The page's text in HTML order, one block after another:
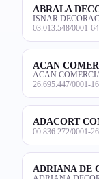
ABRALA
ISNAR
03.013.548/0001-64
ACAN
ACAN
26.695.447/0001-16
ADACORT
00.836.272/0001-26
ADRIANA DE